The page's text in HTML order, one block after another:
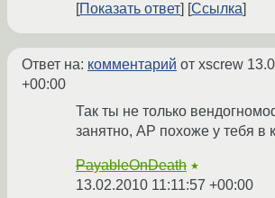
Показать ответ
Ссылка
Ответ на: комментарий от xscrew
+00:00
Так ты не только
занятно, АР похоже у тебя в
PayableOnDeath ★
13.02.2010 11:11:57 +00:00